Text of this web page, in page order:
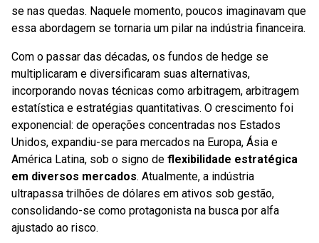
se nas quedas. Naquele momento, poucos imaginavam que
essa abordagem se tornaria um pilar na indústria financeira.
Com o passar das décadas, os fundos de hedge se
multiplicaram e diversificaram suas alternativas,
incorporando novas técnicas como arbitragem, arbitragem
estatística e estratégias quantitativas. O crescimento foi
exponencial: de operações concentradas nos Estados
Unidos, expandiu-se para mercados na Europa, Ásia e
América Latina, sob o signo de flexibilidade estratégica
em diversos mercados. Atualmente, a indústria
ultrapassa trilhões de dólares em ativos sob gestão,
consolidando-se como protagonista na busca por alfa
ajustado ao risco.